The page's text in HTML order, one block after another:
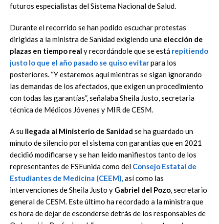
futuros especialistas del Sistema Nacional de Salud.
Durante el recorrido se han podido escuchar protestas
dirigidas a la ministra de Sanidad exigiendo una elección de
plazas en tiempo real y recordándole que se está repitiendo
justo lo que el año pasado se quiso evitarpara los
posteriores. “Y estaremos aquí mientras se sigan ignorando
las demandas de los afectados, que exigen un procedimiento
con todas las garantías”, señalaba Sheila Justo, secretaria
técnica de Médicos Jóvenes y MIR de CESM.
A su llegada al Ministerio de Sanidad se ha guardado un
minuto de silencio por el sistema con garantías que en 2021
decidió modificarse y se han leído manifiestos tanto de los
representantes de FSEunida como del Consejo Estatal de
Estudiantes de Medicina (CEEM),así como las
intervenciones de Sheila Justo y Gabriel del Pozo, secretario
general de CESM. Este último ha recordado a la ministra que
es hora de dejar de esconderse detrás de los responsables de